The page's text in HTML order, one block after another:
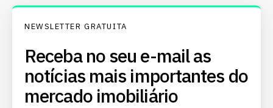
NEWSLETTER GRATUITA
Receba no seu e-mail as
notícias mais importantes do
mercado imobiliário